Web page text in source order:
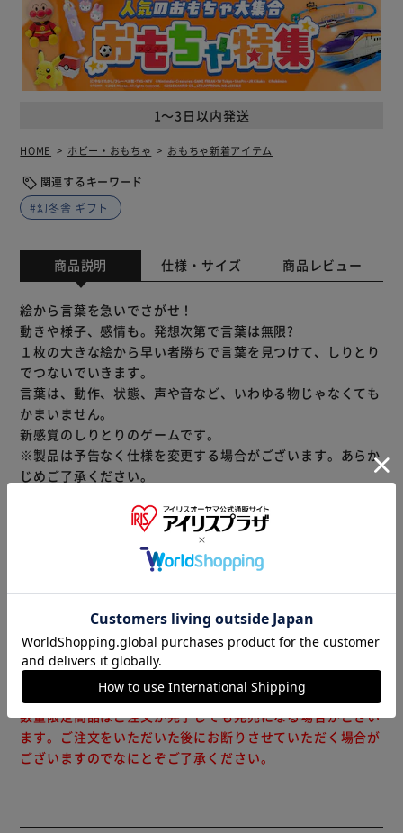
1～3日以内発送
HOME ホビー・おもちゃ おもちゃ新着アイテム
関連するキーワード
#幻冬舎 ギフト
商品説明 仕様・サイズ 商品レビュー
絵から言葉を急いでさがせ！
動きや様子、感情も。発想次第で言葉は無限?
１枚の大きな絵から早い者勝ちで言葉を見つけて、しりとり
でつないでいきます。
言葉は、動作、状態、声や音など、いわゆる物じゃなくても
かまいません。
新感覚のしりとりのゲームです。
※製品は予告なく仕様を変更する場合がございます。あらか
じめご了承ください。
※当商品はお取り寄せ品の為、在庫の確認及び商品のお届け
までお時間を頂く場合がございます。
また、商品がメーカーにて完売となっていた場合、キャンセ
ル又は注文内容の変更をお願いいたしております。
予めご了承くださいますようお願いいたします。
■こちらの
商品はアイリスプラザがセレクトしたオススメ商品です。
数量限定商品はご注文が完了しても完売になる場合がござい
ます。ご注文をいただいた後にお断りさせていただく場合が
ございますのでなにとぞご了承ください。